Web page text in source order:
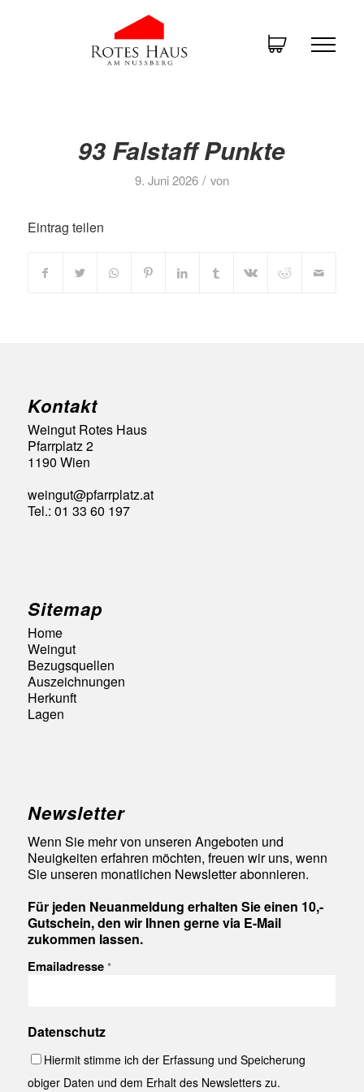
93 Falstaff Punkte
9. Juni 2026 / von
Eintrag teilen
Kontakt
Weingut Rotes Haus
Pfarrplatz 2
1190 Wien
weingut@pfarrplatz.at
Tel.: 01 33 60 197
Sitemap
Home
Weingut
Bezugsquellen
Auszeichnungen
Herkunft
Lagen
Newsletter
Wenn Sie mehr von unseren Angeboten und
Neuigkeiten erfahren möchten, freuen wir uns, wenn
Sie unseren monatlichen Newsletter abonnieren.
Für jeden Neuanmeldung erhalten Sie einen 10,-
Gutschein, den wir Ihnen gerne via E-Mail
zukommen lassen.
Emailadresse *
Datenschutz
Hiermit stimme ich der Erfassung und Speicherung
obiger Daten und dem Erhalt des Newsletters zu.